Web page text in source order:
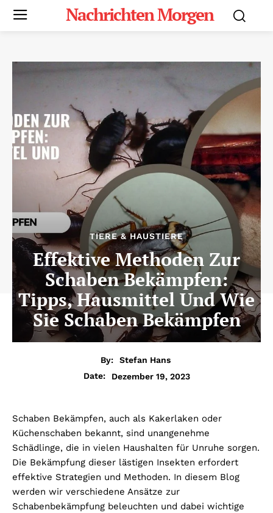
Nachrichten Morgen
TIERE & HAUSTIERE
Effektive Methoden Zur
Schaben Bekämpfen:
Tipps, Hausmittel Und Wie
Sie Schaben Bekämpfen
By:
Stefan Hans
Date:
Dezember 19, 2023
Schaben Bekämpfen, auch als Kakerlaken oder
Küchenschaben bekannt, sind unangenehme
Schädlinge, die in vielen Haushalten für Unruhe sorgen.
Die Bekämpfung dieser lästigen Insekten erfordert
effektive Strategien und Methoden. In diesem Blog
werden wir verschiedene Ansätze zur
Schabenbekämpfung beleuchten und dabei wichtige